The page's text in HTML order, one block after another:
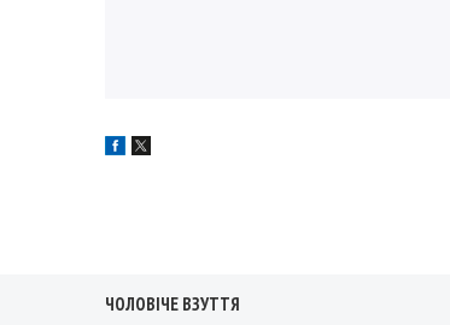
ЧОЛОВІЧЕ ВЗУТТЯ